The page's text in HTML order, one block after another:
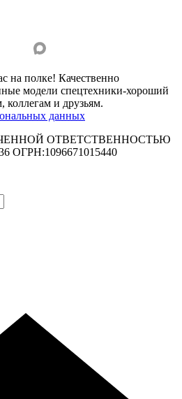
на полке! Качественно
модели спецтехники-хороший
коллегам и друзьям.
данных
ОТВЕТСТВЕННОСТЬЮ
ОГРН:1096671015440